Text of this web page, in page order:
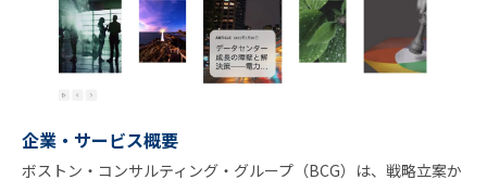
企業・サービス概要
ボストン・コンサルティング・グループ（BCG）は、戦略立案か